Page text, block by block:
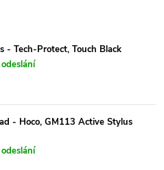
- Tech-Protect, Touch Black
- Hoco, GM113 Active Stylus